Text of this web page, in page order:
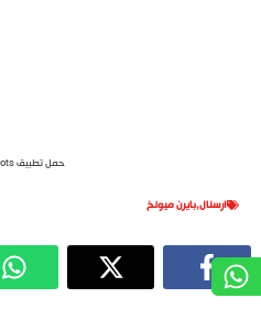
حمل تطبيق newspoots
ارسنال,بايرن ميونخ